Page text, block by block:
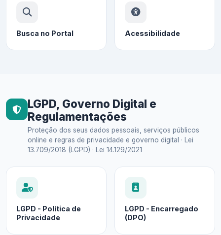
Busca no Portal Acessibilidade
LGPD, Governo Digital e
Regulamentações
Proteção dos seus dados pessoais, serviços públicos
online e regras de privacidade e governo digital · Lei
13.709/2018 (LGPD) · Lei 14.129/2021
LGPD - Política de
Privacidade
LGPD - Encarregado
(DPO)